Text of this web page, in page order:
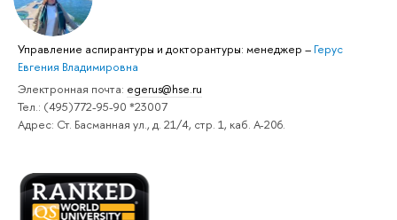
Управление аспирантуры и докторантуры: менеджер – Герус
Евгения Владимировна
Электронная почта: egerus@hse.ru
Тел.: (495)772-95-90 *23007
Адрес: Ст. Басманная ул., д. 21/4, стр. 1, каб. А-206.